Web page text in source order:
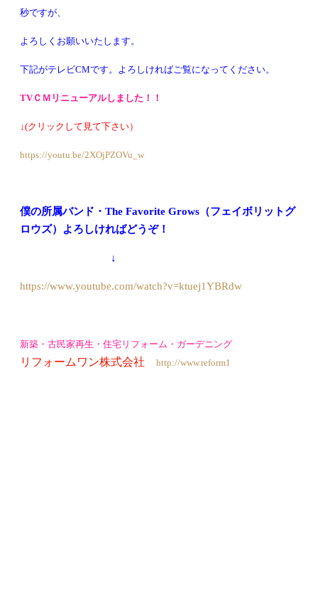
秒ですが、
よろしくお願いいたします。
下記がテレビCMです。よろしければご覧になってください。
TVＣＭ リニューアルしました！！
↓(クリックして見て下さい）
https://youtu.be/2XOjPZOVu_w
僕の所属バンド・The Favorite Grows（フェイボリットグ
ロウズ）よろしければどうぞ！
↓
https://www.youtube.com/watch?v=ktuej1YBRdw
新築・古民家再生・住宅リフォーム・ガーデニング
リフォームワン株式会社 http://www.reform1